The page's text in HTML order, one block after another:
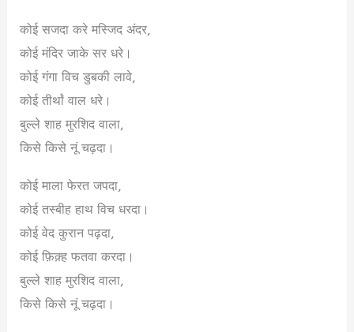
कोई सजदा करे मस्जिद अंदर,
कोई मंदिर जाके सर धरे।
कोई गंगा विच डुबकी लावे,
कोई तीर्थां वाल धरे।
बुल्ले शाह मुरशिद वाला,
किसे किसे नूं चढ़दा।
कोई माला फेरत जपदा,
कोई तस्बीह हाथ विच धरदा।
कोई वेद कुरान पढ़दा,
कोई फ़िक़्ह फतवा करदा।
बुल्ले शाह मुरशिद वाला,
किसे किसे नूं चढ़दा।